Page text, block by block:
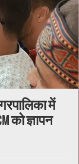
में
को ज्ञापन